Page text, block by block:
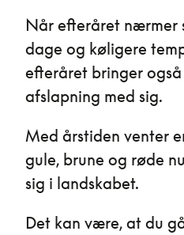
Når efteråret nærmer
dage og køligere
efteråret bringer
afslapning med sig.
Med årstiden venter
gule, brune og røde
sig i landskabet.
Det kan være, at du